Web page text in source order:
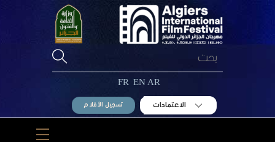
AR
EN
FR
الاعتمادات تسجيل الأفلام
Menu